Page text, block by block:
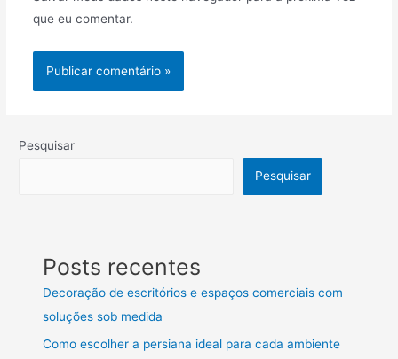
que eu comentar.
Pesquisar
Pesquisar
Posts recentes
Decoração de escritórios e espaços comerciais com
soluções sob medida
Como escolher a persiana ideal para cada ambiente